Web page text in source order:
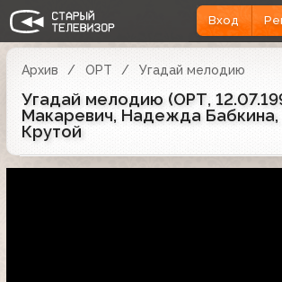
Вход
Архив ОРТ Угадай мелодию
Угадай мелодию (ОРТ,
Макаревич, Надежда Бабкина,
Крутой